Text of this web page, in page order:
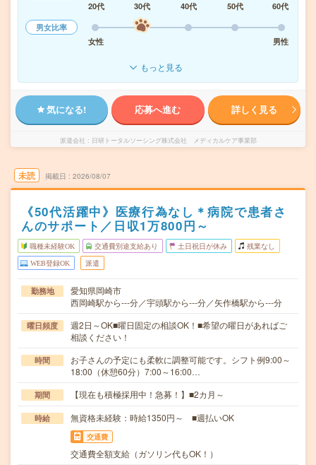
20代
30代 40代 50代
60代
男女比率
女性
男性
もっと見る
気になる! 応募へ進む 詳しく見る
派遣会社 日研トータルソーシング株式会社 メディカルケア事業部
未読 掲載日 2026/08/07
《50代活躍中》医療行為なし＊病院で患者さ
んのサポート／日収1万800円～
職種未経験OK 交通費別途支給あり 土日祝日が休み 残業なし
WEB登録OK 派遣
勤務地
愛知県岡崎市
西岡崎駅から---分／宇頭駅から---分／矢作橋駅から---分
曜日頻度
週2日～OK■曜日固定の相談OK！■希望の曜日があればご
相談ください！
時間
お子さんの予定にも柔軟に調整可能です。シフト例9:00～
18:00（休憩60分）7:00～16:00…
期間 【現在も積極採用中！急募！】■2カ月～
時給 無資格未経験：時給1350円～ ■週払いOK
交通費
交通費全額支給（ガソリン代もOK！）